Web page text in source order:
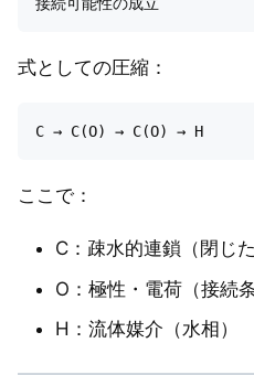
式としての圧縮：
ここで：
C：疎水的連鎖（閉じた
O：極性・電荷（接続
H：流体媒介（水相）